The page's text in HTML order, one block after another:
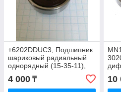
+6202DDUC3, Подшипник
шариковый радиальный
однорядный (15-35-11),
NSK, MADE IN JAPAN
4 000 ₸ 10